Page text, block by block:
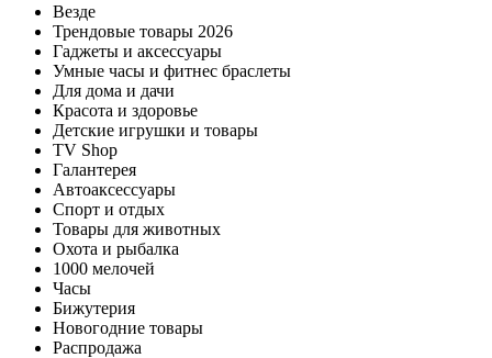
Везде
Трендовые товары 2026
Гаджеты и аксессуары
Умные часы и фитнес браслеты
Для дома и дачи
Красота и здоровье
Детские игрушки и товары
TV Shop
Галантерея
Автоаксессуары
Спорт и отдых
Товары для животных
Охота и рыбалка
1000 мелочей
Часы
Бижутерия
Новогодние товары
Распродажа